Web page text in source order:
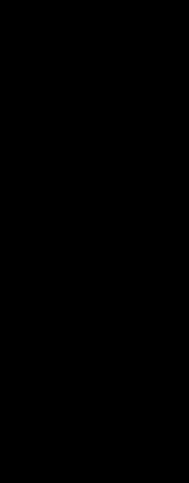
ожидания.
дней я получила
Значки пришли